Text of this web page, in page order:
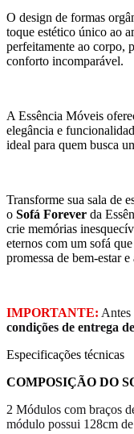
O design de formas
toque estético único ao
perfeitamente ao corpo,
conforto incomparável.
A Essência Móveis
elegância e
ideal para quem busca
Transforme sua sala de
o Sofá Forever da
crie memórias
eternos com um sofá
promessa de bem-estar
IMPORTANTE: Antes
condições de entrega
Especificações técnicas
COMPOSIÇÃO DO
2 Módulos com braços
módulo possui 128cm